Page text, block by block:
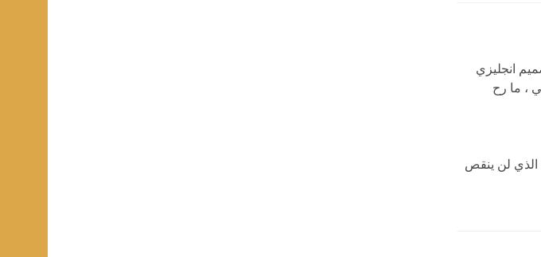
انجليزي
، ما رح
الذي لن ينقص